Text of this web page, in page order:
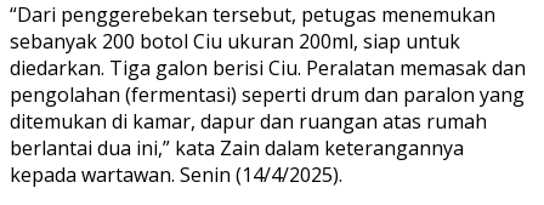
“Dari penggerebekan tersebut, petugas menemukan
sebanyak 200 botol Ciu ukuran 200ml, siap untuk
diedarkan. Tiga galon berisi Ciu. Peralatan memasak dan
pengolahan (fermentasi) seperti drum dan paralon yang
ditemukan di kamar, dapur dan ruangan atas rumah
berlantai dua ini,” kata Zain dalam keterangannya
kepada wartawan. Senin (14/4/2025).